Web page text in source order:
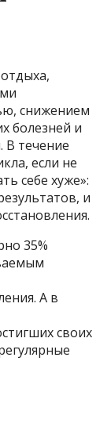
снижением
болезней и
В течение
если не
себе хуже»:
и
35%
А в
своих